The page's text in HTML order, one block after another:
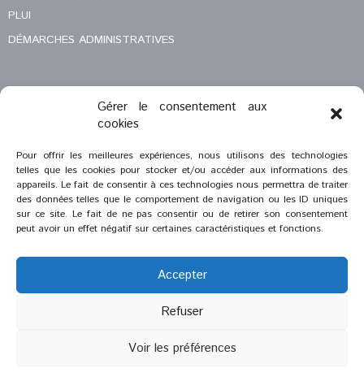
Gérer le consentement aux
cookies
Pour offrir les meilleures expériences, nous utilisons des technologies
telles que les cookies pour stocker et/ou accéder aux informations des
appareils. Le fait de consentir à ces technologies nous permettra de traiter
des données telles que le comportement de navigation ou les ID uniques
sur ce site. Le fait de ne pas consentir ou de retirer son consentement
peut avoir un effet négatif sur certaines caractéristiques et fonctions.
Accepter
Refuser
Voir les préférences
PLUI
DÉMARCHES ADMINISTRATIVES
MENTIONS LÉGALES
Zeugma Web Agency